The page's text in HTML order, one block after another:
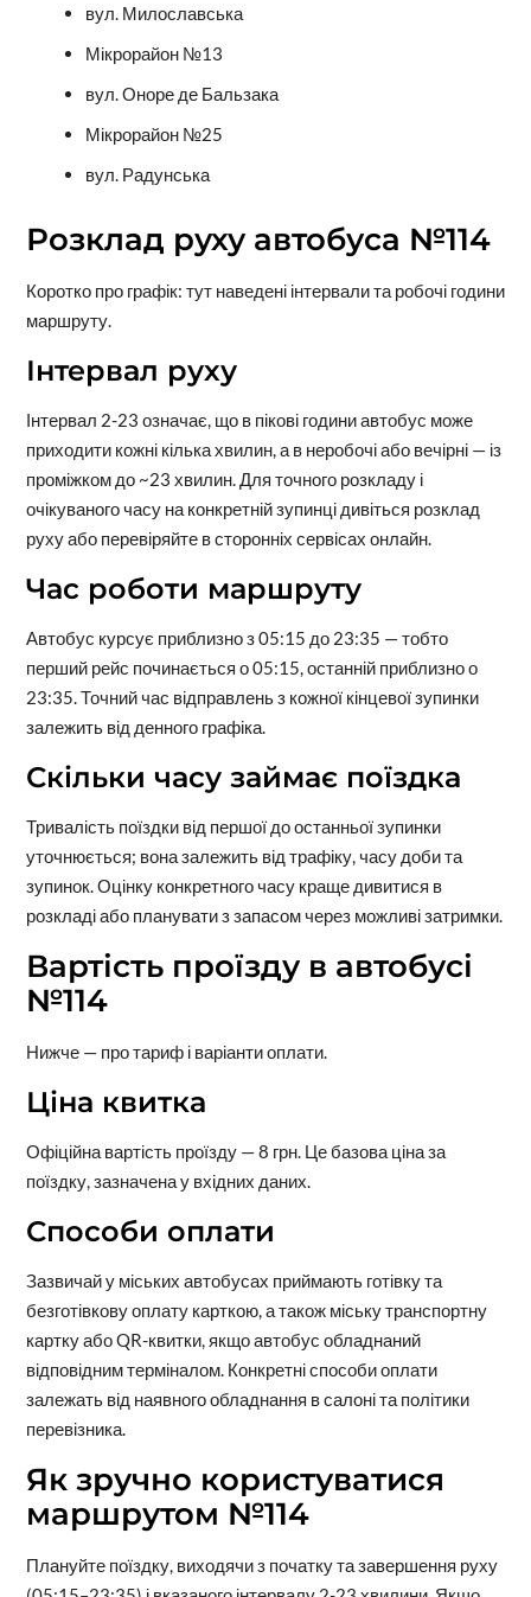
вул. Милославська
Мікрорайон №13
вул. Оноре де Бальзака
Мікрорайон №25
вул. Радунська
Розклад руху автобуса №114
Коротко про графік: тут наведені інтервали та робочі години
маршруту.
Інтервал руху
Інтервал 2-23 означає, що в пікові години автобус може
приходити кожні кілька хвилин, а в неробочі або вечірні — із
проміжком до ~23 хвилин. Для точного розкладу і
очікуваного часу на конкретній зупинці дивіться розклад
руху або перевіряйте в сторонніх сервісах онлайн.
Час роботи маршруту
Автобус курсує приблизно з 05:15 до 23:35 — тобто
перший рейс починається о 05:15, останній приблизно о
23:35. Точний час відправлень з кожної кінцевої зупинки
залежить від денного графіка.
Скільки часу займає поїздка
Тривалість поїздки від першої до останньої зупинки
уточнюється; вона залежить від трафіку, часу доби та
зупинок. Оцінку конкретного часу краще дивитися в
розкладі або планувати з запасом через можливі затримки.
Вартість проїзду в автобусі
№114
Нижче — про тариф і варіанти оплати.
Ціна квитка
Офіційна вартість проїзду — 8 грн. Це базова ціна за
поїздку, зазначена у вхідних даних.
Способи оплати
Зазвичай у міських автобусах приймають готівку та
безготівкову оплату карткою, а також міську транспортну
картку або QR-квитки, якщо автобус обладнаний
відповідним терміналом. Конкретні способи оплати
залежать від наявного обладнання в салоні та політики
перевізника.
Як зручно користуватися
маршрутом №114
Плануйте поїздку, виходячи з початку та завершення руху